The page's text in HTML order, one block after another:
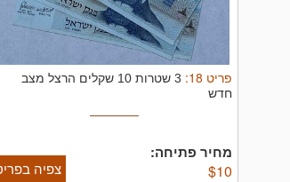
פריט 18
:
3 שטרות 10 שקלים הרצל מצב
חדש
מחיר פתיחה:
$10 צפיה